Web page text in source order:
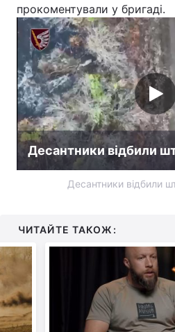
прокоментували у бригаді.
Десантники відбили
Десантники відбили
ЧИТАЙТЕ ТАКОЖ: